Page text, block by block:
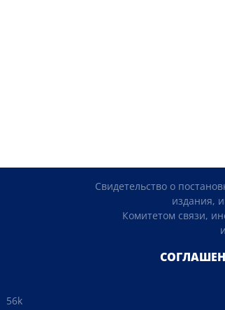
56k
Свидетельство о
издания,
Комитетом связи,